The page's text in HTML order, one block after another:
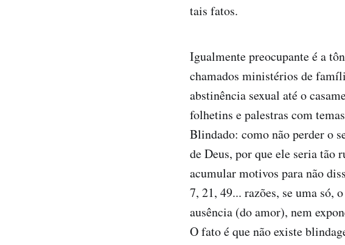
tais fatos.
Igualmente preocupante é a
chamados ministérios de
abstinência sexual até o
folhetins e palestras com
Blindado: como não perder o
de Deus, por que ele seria tão
acumular motivos para não
7, 21, 49... razões, se uma só,
ausência (do amor), nem
O fato é que não existe